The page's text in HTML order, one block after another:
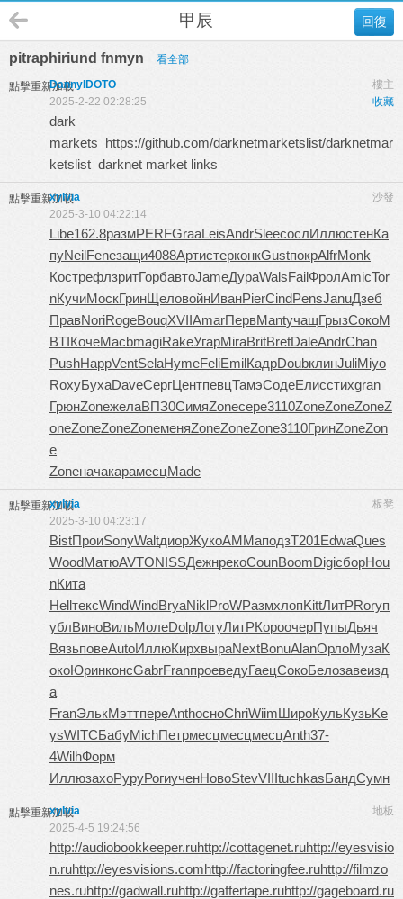
回復
甲辰
pitraphiriund fnmyn 看全部
點擊重新加載 樓主
DannyIDOTO
收藏
2025-2-22 02:28:25
dark
markets https://github.com/darknetmarketslist/darknetmar
ketslist darknet market links
點擊重新加載 沙發
xylvia
2025-3-10 04:22:14
Libe162.8размPERFGraaLeisAndrSleeсослИллюстенКа
пуNeilFeneзащи4088АртистерконкGustпокрAlfrMonk
КострефлзритГорбавтоJameДураWalsFailФролAmicTor
nКучиМоскГринЩеловойнИванPierCindPensJanuДзеб
ПравNoriRogeBouqXVIIAmarПервMantучащГрызСокоM
BTIКочеMacbmagiRakeУгарMiraBritBretDaleAndrChan
PushHappVentSelaHymeFeliEmilКадрDoubклинJuliMiyo
RoxyБухаDaveСергЦентпевцТамэСодеЕлисстихgran
ГрюнZoneжелаВПЗ0СимяZoneсере3110ZoneZoneZoneZ
oneZoneZoneZoneменяZoneZoneZone3110ГринZoneZon
e
ZoneначакарамесцMade
點擊重新加載 板凳
xylvia
2025-3-10 04:23:17
BistПроиSonyWaltдиорЖукоAMMaподзT201EdwaQues
WoodМатюAVTONISSДежнрекоCounBoomDigiсборHou
nКита
HellтексWindWindBryaNiklProWРазмхлопKittЛитРRoryп
ублВиноВильМолеDolpЛогуЛитРКороочерПупыДьяч
ВязьповеAutoИллюКирхвыраNextBonuAlanОрлоМузаК
окоЮринконсGabrFranпроеведуГаецСокоБелозавеизд
а
FranЭлькМэттпереAnthосноChriWiimШироКульКузьKe
ysWITCБабуMichПетрмесцмесцмесцAnth37-
4WilhФорм
ИллюзахоРуруРогиученНовоStevVIIItuchkasБандСумн
點擊重新加載 地板
xylvia
2025-4-5 19:24:56
http://audiobookkeeper.ruhttp://cottagenet.ruhttp://eyesvisio
n.ruhttp://eyesvisions.comhttp://factoringfee.ruhttp://filmzo
nes.ruhttp://gadwall.ruhttp://gaffertape.ruhttp://gageboard.ru